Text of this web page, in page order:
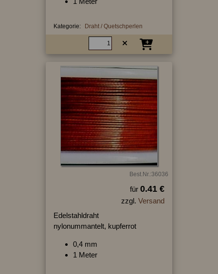
Kategorie: Draht / Quetschperlen
Best.Nr.:36036
für 0.41 €
zzgl. Versand
Edelstahldraht
nylonummantelt, kupferrot
0,4 mm
1 Meter